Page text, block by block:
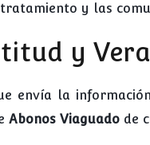
y las
y
envía la
Abonos Viaguado de